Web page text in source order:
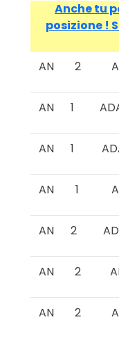
Anche tu
posizione !
AN
2
AN 1
AN 1
AN 1
AN 2
AN 2
AN 2